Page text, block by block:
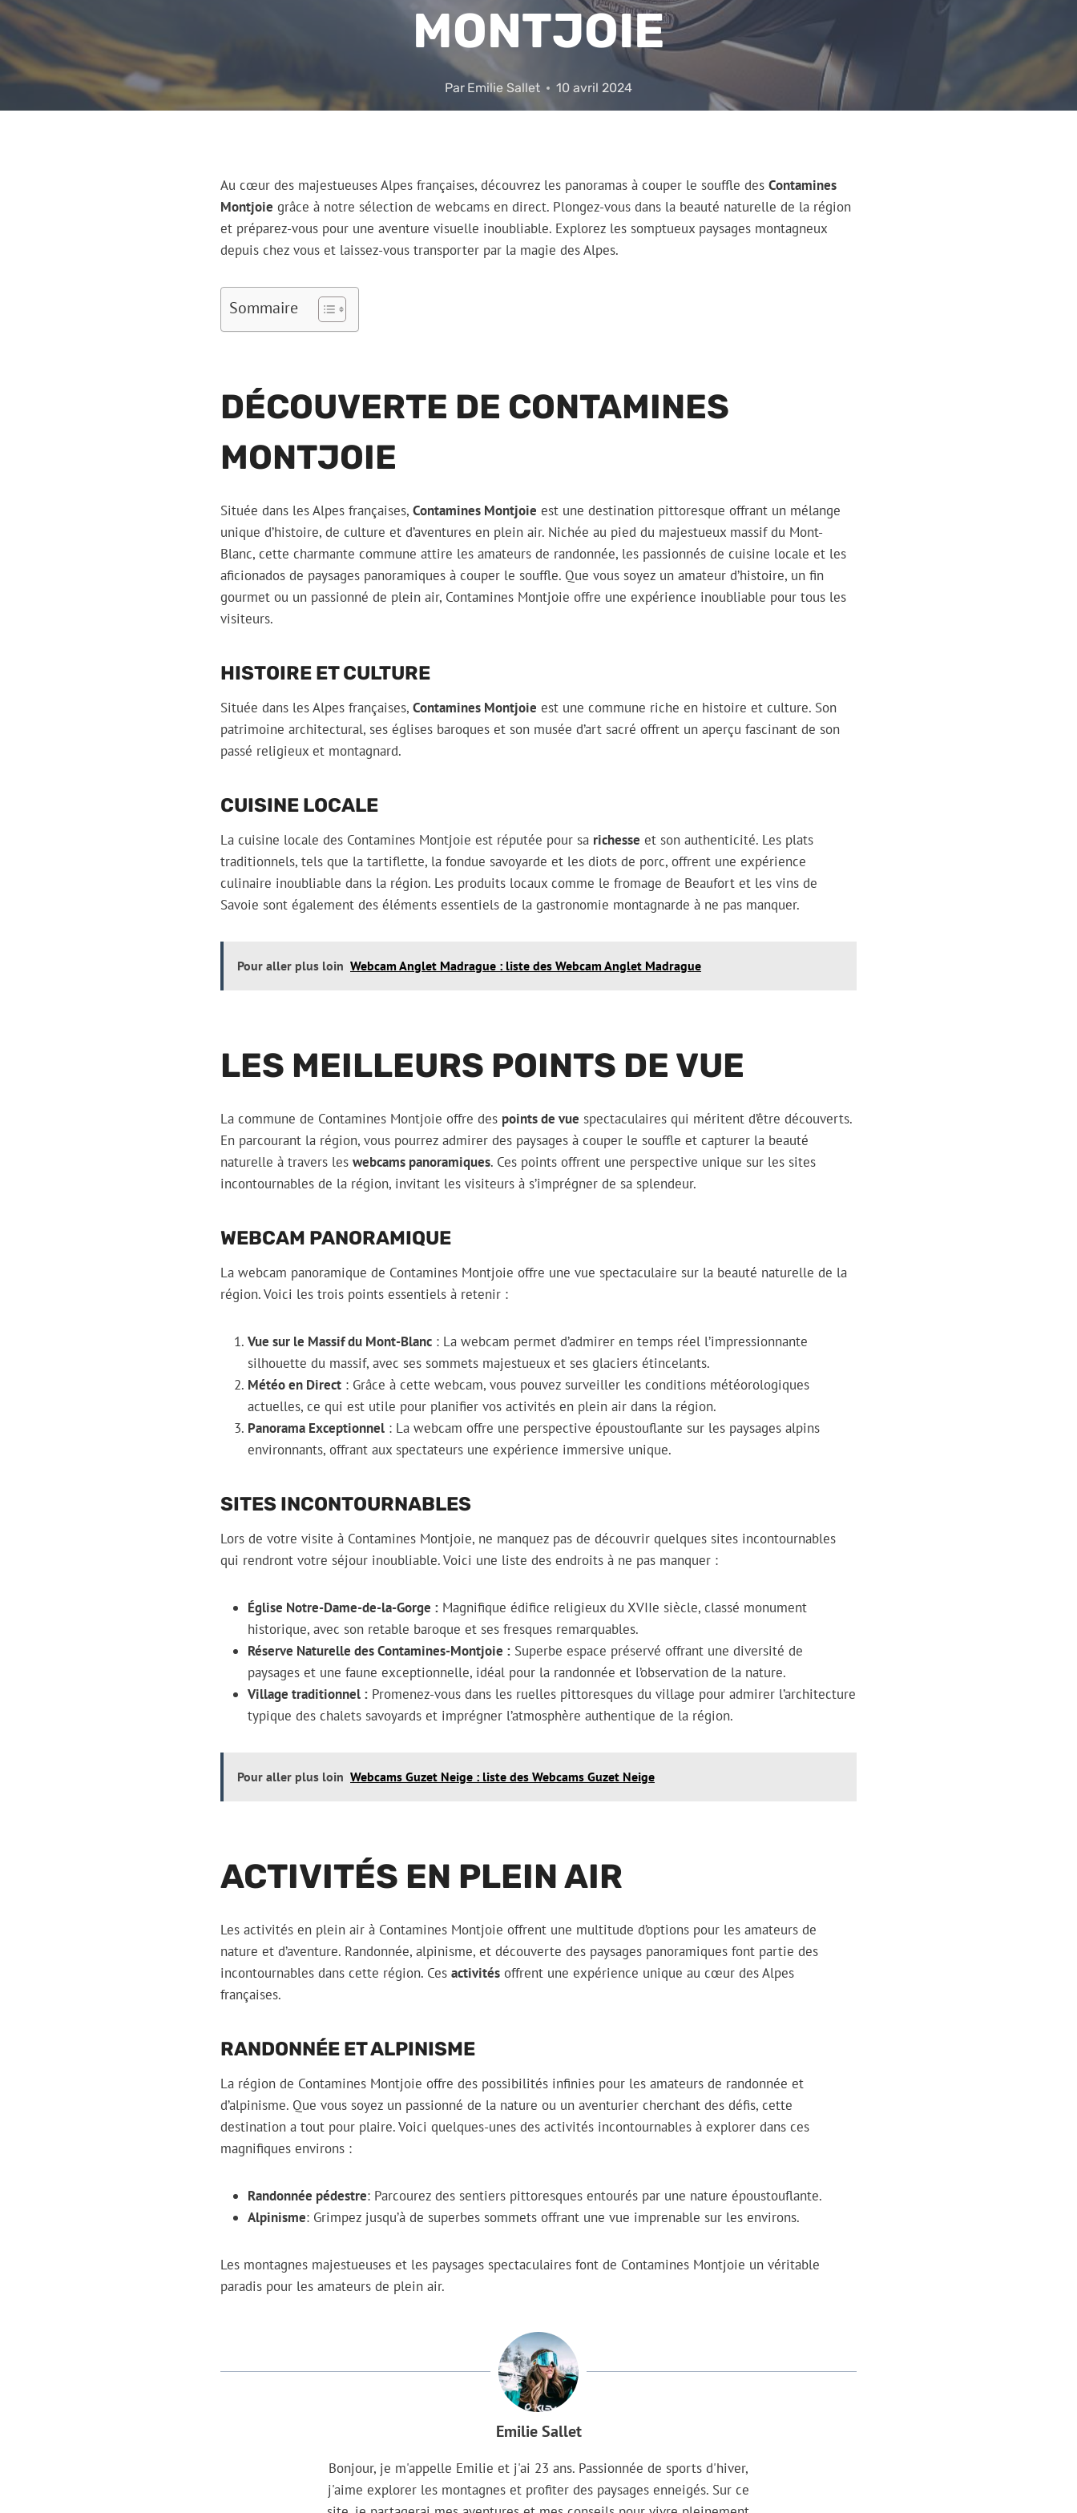
MONTJOIE
Par Emilie Sallet 10 avril 2024
Au cœur des majestueuses Alpes françaises, découvrez les panoramas à couper le souffle des Contamines
Montjoie grâce à notre sélection de webcams en direct. Plongez-vous dans la beauté naturelle de la région
et préparez-vous pour une aventure visuelle inoubliable. Explorez les somptueux paysages montagneux
depuis chez vous et laissez-vous transporter par la magie des Alpes.
Sommaire
DÉCOUVERTE DE CONTAMINES
MONTJOIE
Située dans les Alpes françaises, Contamines Montjoie est une destination pittoresque offrant un mélange
unique d’histoire, de culture et d’aventures en plein air. Nichée au pied du majestueux massif du Mont-
Blanc, cette charmante commune attire les amateurs de randonnée, les passionnés de cuisine locale et les
aficionados de paysages panoramiques à couper le souffle. Que vous soyez un amateur d’histoire, un fin
gourmet ou un passionné de plein air, Contamines Montjoie offre une expérience inoubliable pour tous les
visiteurs.
HISTOIRE ET CULTURE
Située dans les Alpes françaises, Contamines Montjoie est une commune riche en histoire et culture. Son
patrimoine architectural, ses églises baroques et son musée d’art sacré offrent un aperçu fascinant de son
passé religieux et montagnard.
CUISINE LOCALE
La cuisine locale des Contamines Montjoie est réputée pour sa richesse et son authenticité. Les plats
traditionnels, tels que la tartiflette, la fondue savoyarde et les diots de porc, offrent une expérience
culinaire inoubliable dans la région. Les produits locaux comme le fromage de Beaufort et les vins de
Savoie sont également des éléments essentiels de la gastronomie montagnarde à ne pas manquer.
Pour aller plus loin Webcam Anglet Madrague : liste des Webcam Anglet Madrague
LES MEILLEURS POINTS DE VUE
La commune de Contamines Montjoie offre des points de vue spectaculaires qui méritent d’être découverts.
En parcourant la région, vous pourrez admirer des paysages à couper le souffle et capturer la beauté
naturelle à travers les webcams panoramiques. Ces points offrent une perspective unique sur les sites
incontournables de la région, invitant les visiteurs à s’imprégner de sa splendeur.
WEBCAM PANORAMIQUE
La webcam panoramique de Contamines Montjoie offre une vue spectaculaire sur la beauté naturelle de la
région. Voici les trois points essentiels à retenir :
Vue sur le Massif du Mont-Blanc : La webcam permet d’admirer en temps réel l’impressionnante
silhouette du massif, avec ses sommets majestueux et ses glaciers étincelants.
Météo en Direct : Grâce à cette webcam, vous pouvez surveiller les conditions météorologiques
actuelles, ce qui est utile pour planifier vos activités en plein air dans la région.
Panorama Exceptionnel : La webcam offre une perspective époustouflante sur les paysages alpins
environnants, offrant aux spectateurs une expérience immersive unique.
SITES INCONTOURNABLES
Lors de votre visite à Contamines Montjoie, ne manquez pas de découvrir quelques sites incontournables
qui rendront votre séjour inoubliable. Voici une liste des endroits à ne pas manquer :
Église Notre-Dame-de-la-Gorge : Magnifique édifice religieux du XVIIe siècle, classé monument
historique, avec son retable baroque et ses fresques remarquables.
Réserve Naturelle des Contamines-Montjoie : Superbe espace préservé offrant une diversité de
paysages et une faune exceptionnelle, idéal pour la randonnée et l’observation de la nature.
Village traditionnel : Promenez-vous dans les ruelles pittoresques du village pour admirer l’architecture
typique des chalets savoyards et imprégner l’atmosphère authentique de la région.
Pour aller plus loin Webcams Guzet Neige : liste des Webcams Guzet Neige
ACTIVITÉS EN PLEIN AIR
Les activités en plein air à Contamines Montjoie offrent une multitude d’options pour les amateurs de
nature et d’aventure. Randonnée, alpinisme, et découverte des paysages panoramiques font partie des
incontournables dans cette région. Ces activités offrent une expérience unique au cœur des Alpes
françaises.
RANDONNÉE ET ALPINISME
La région de Contamines Montjoie offre des possibilités infinies pour les amateurs de randonnée et
d’alpinisme. Que vous soyez un passionné de la nature ou un aventurier cherchant des défis, cette
destination a tout pour plaire. Voici quelques-unes des activités incontournables à explorer dans ces
magnifiques environs :
Randonnée pédestre: Parcourez des sentiers pittoresques entourés par une nature époustouflante.
Alpinisme: Grimpez jusqu’à de superbes sommets offrant une vue imprenable sur les environs.
Les montagnes majestueuses et les paysages spectaculaires font de Contamines Montjoie un véritable
paradis pour les amateurs de plein air.
Emilie Sallet
Bonjour, je m'appelle Emilie et j'ai 23 ans. Passionnée de sports d'hiver,
j'aime explorer les montagnes et profiter des paysages enneigés. Sur ce